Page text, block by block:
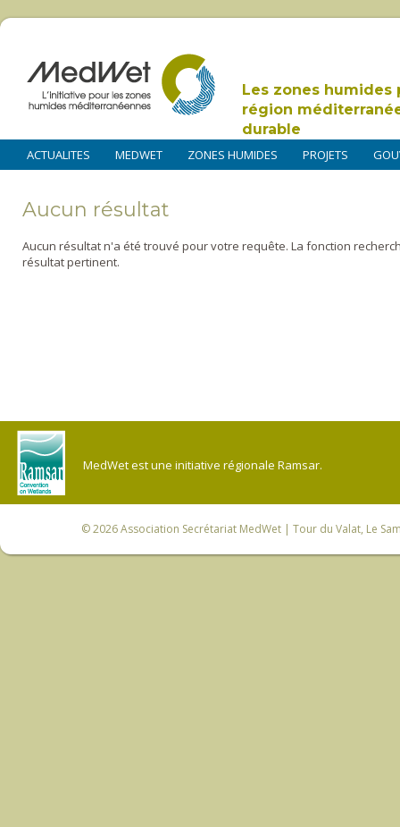
Les zones humides
région
durable
ACTUALITES MEDWET ZONES HUMIDES PROJETS
Aucun résultat
Aucun résultat n'a été trouvé pour votre requête. La fonction
résultat pertinent.
MedWet est une initiative régionale Ramsar.
© 2026Association Secrétariat MedWet | Tour du Valat, Le